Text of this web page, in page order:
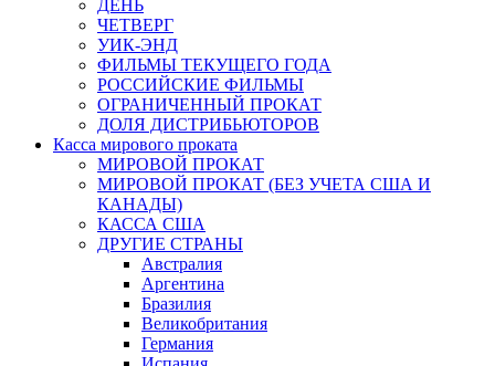
ДЕНЬ
ЧЕТВЕРГ
УИК-ЭНД
ФИЛЬМЫ ТЕКУЩЕГО ГОДА
РОССИЙСКИЕ ФИЛЬМЫ
ОГРАНИЧЕННЫЙ ПРОКАТ
ДОЛЯ ДИСТРИБЬЮТОРОВ
Касса мирового проката
МИРОВОЙ ПРОКАТ
МИРОВОЙ ПРОКАТ (БЕЗ УЧЕТА США И
КАНАДЫ)
КАССА США
ДРУГИЕ СТРАНЫ
Австралия
Аргентина
Бразилия
Великобритания
Германия